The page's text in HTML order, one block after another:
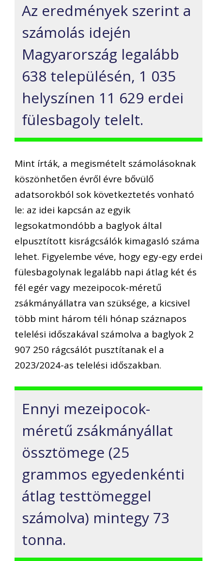
Az eredmények szerint a
számolás idején
Magyarország legalább
638 településén, 1 035
helyszínen 11 629 erdei
fülesbagoly telelt.
Mint írták, a megismételt számolásoknak
köszönhetően évről évre bővülő
adatsorokból sok következtetés vonható
le: az idei kapcsán az egyik
legsokatmondóbb a baglyok által
elpusztított kisrágcsálók kimagasló száma
lehet. Figyelembe véve, hogy egy-egy erdei
fülesbagolynak legalább napi átlag két és
fél egér vagy mezeipocok-méretű
zsákmányállatra van szüksége, a kicsivel
több mint három téli hónap száznapos
telelési időszakával számolva a baglyok 2
907 250 rágcsálót pusztítanak el a
2023/2024-as telelési időszakban.
Ennyi mezeipocok-
méretű zsákmányállat
össztömege (25
grammos egyedenkénti
átlag testtömeggel
számolva) mintegy 73
tonna.